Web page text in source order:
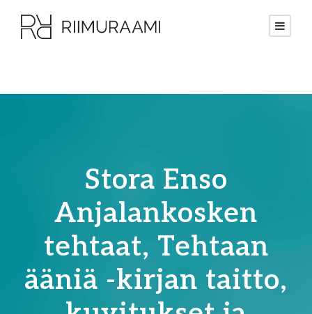
Stora Enso
Anjalankosken
tehtaat, Tehtaan
ääniä -kirjan taitto,